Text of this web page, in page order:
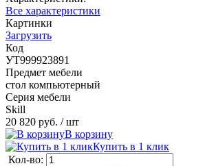
Все характеристики
Картинки
Загрузить
Код
УТ999923891
Предмет мебели
стол компьютерный
Серия мебели
Skill
20 820 руб. / шт
В корзину
Купить в 1 клик
Кол-во: